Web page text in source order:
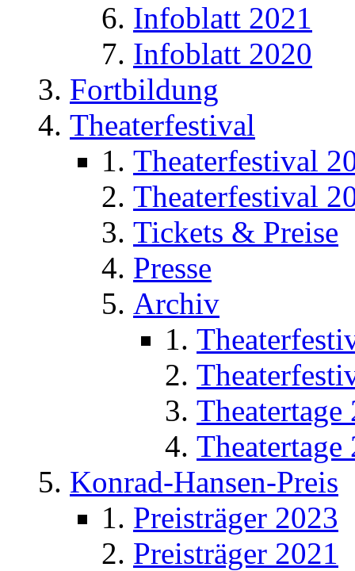
Infoblatt 2021
Infoblatt 2020
Fortbildung
Theaterfestival
Theaterfestival
Theaterfestival
Tickets & Preise
Presse
Archiv
Theatertage
Theatertage
Konrad-Hansen-Preis
Preisträger 2023
Preisträger 2021